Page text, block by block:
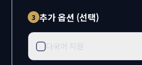
3 추가 옵션 (선택)
다국어 지원